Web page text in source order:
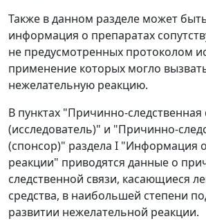
Также в данном разделе может
информация о препаратах
не предусмотренных протоколом
применение которых могло
нежелательную реакцию.
В пунктах "Причинно-следственная
(исследователь)" и "Причинно-
(спонсор)" раздела I "Информация
реакции" приводятся данные о
следственной связи, касающиеся
средства, в наибольшей степени
развитии нежелательной реакции.